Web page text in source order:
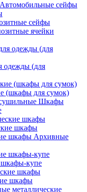
Автомобильные сейфы
сейфы
ячейки
одежды (для
(шкафы для сумок)
Шкафы
шкафы
Архивные
шкафы-купе
шкафы